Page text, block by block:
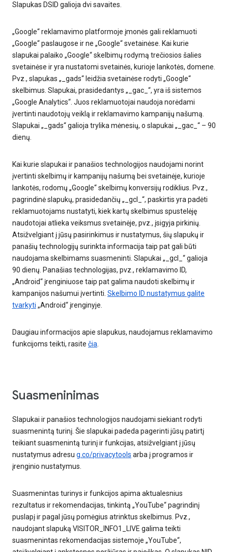
Slapukas DSID galioja dvi savaites.
„Google“ reklamavimo platformoje įmonės gali reklamuoti
„Google“ paslaugose ir ne „Google“ svetainėse. Kai kurie
slapukai palaiko „Google“ skelbimų rodymą trečiosios šalies
svetainėse ir yra nustatomi svetainės, kurioje lankotės, domene.
Pvz., slapukas „_gads“ leidžia svetainėse rodyti „Google“
skelbimus. Slapukai, prasidedantys „_gac_“, yra iš sistemos
„Google Analytics“. Juos reklamuotojai naudoja norėdami
įvertinti naudotojų veiklą ir reklamavimo kampanijų našumą.
Slapukai „_gads“ galioja trylika mėnesių, o slapukai „_gac_“ – 90
dienų.
Kai kurie slapukai ir panašios technologijos naudojami norint
įvertinti skelbimų ir kampanijų našumą bei svetainėje, kurioje
lankotės, rodomų „Google“ skelbimų konversijų rodiklius. Pvz.,
pagrindinė slapukų, prasidedančių „_gcl_“, paskirtis yra padėti
reklamuotojams nustatyti, kiek kartų skelbimus spustelėję
naudotojai atlieka veiksmus svetainėje, pvz., įsigyja pirkinių.
Atsižvelgiant į jūsų pasirinkimus ir nustatymus, šių slapukų ir
panašių technologijų surinkta informacija taip pat gali būti
naudojama skelbimams suasmeninti. Slapukai „_gcl_“ galioja
90 dienų. Panašias technologijas, pvz., reklamavimo ID,
„Android“ įrenginiuose taip pat galima naudoti skelbimų ir
kampanijos našumui įvertinti. Skelbimo ID nustatymus galite
tvarkyti „Android“ įrenginyje.
Daugiau informacijos apie slapukus, naudojamus reklamavimo
funkcijoms teikti, rasite čia.
Suasmeninimas
Slapukai ir panašios technologijos naudojami siekiant rodyti
suasmenintą turinį. Šie slapukai padeda pagerinti jūsų patirtį
teikiant suasmenintą turinį ir funkcijas, atsižvelgiant į jūsų
nustatymus adresu g.co/privacytools arba į programos ir
įrenginio nustatymus.
Suasmenintas turinys ir funkcijos apima aktualesnius
rezultatus ir rekomendacijas, tinkintą „YouTube“ pagrindinį
puslapį ir pagal jūsų pomėgius atrinktus skelbimus. Pvz.,
naudojant slapuką VISITOR_INFO1_LIVE galima teikti
suasmenintas rekomendacijas sistemoje „YouTube“,